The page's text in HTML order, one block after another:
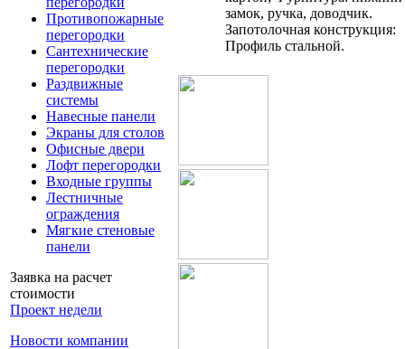
Противопожарные
перегородки
Сантехнические
перегородки
Раздвижные
системы
Навесные панели
Экраны для столов
Офисные двери
Лофт перегородки
Входные группы
Лестничные
ограждения
Мягкие стеновые
панели
Заявка на расчет
стоимости
Проект недели
Новости компании
замок, ручка, доводчик.
Запотолочная конструкция:
Профиль стальной.